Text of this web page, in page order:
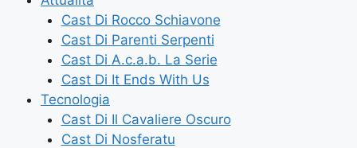
Cast Di Rocco Schiavone
Cast Di Parenti Serpenti
Cast Di A.c.a.b. La Serie
Cast Di It Ends With Us
Tecnologia
Cast Di Il Cavaliere Oscuro
Cast Di Nosferatu